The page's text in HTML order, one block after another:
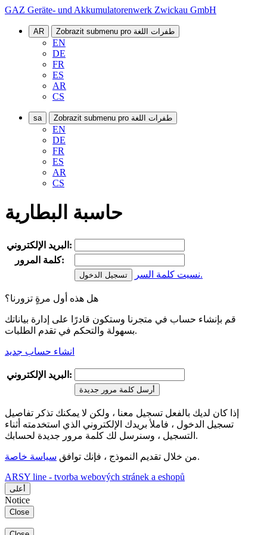
GAZ Geräte- und Akkumulatorenwerk Zwickau GmbH
AR Zobrazit submenu pro طفرات اللغة
EN
DE
FR
ES
AR
CS
sa Zobrazit submenu pro طفرات اللغة
EN
DE
FR
ES
AR
CS
حاسبة البطارية
البريد الإلكتروني:
كلمة المرور:
نسيت كلمة السر.
هل هذه أول مرةٍ تزورنا؟
قم بإنشاء حساب في متجرنا وستكون قادرًا على إدارة بياناتك
بسهولة والتحكم في تقدم الطلبات.
انشاء حساب جديد
البريد الإلكتروني:
أرسل كلمة مرور جديدة
إذا كان لديك بالفعل تسجيل معنا ، ولكن لا يمكنك تذكر تفاصيل
تسجيل الدخول ، فاملأ بريدك الإلكتروني الذي استخدمته أثناء
التسجيل ، وسنرسل لك كلمة مرور جديدة لحسابك.
من خلال تقديم النموذج ، فإنك توافق سياسة خاصة
.
ARSY line - tvorba webových stránek a eshopů
أعلى
Notice
Close